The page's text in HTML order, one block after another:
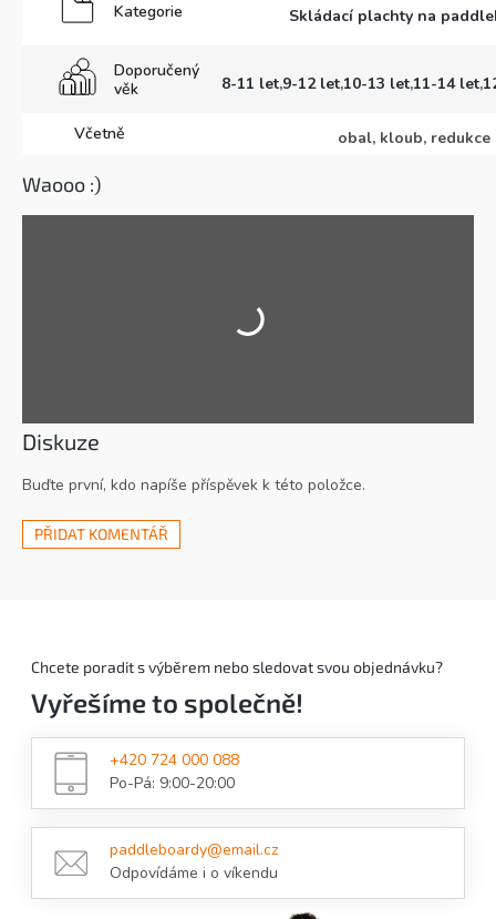
Kategorie Skládací plachty na
Doporučený
věk
8-11 let,9-12 let,10-13 let,11-14 let,
Včetně obal, kloub, redukce
Waooo :)
Diskuze
Buďte první, kdo napíše příspěvek k této položce.
PŘIDAT KOMENTÁŘ
Chcete poradit s výběrem nebo sledovat svou objednávku?
Vyřešíme to společně!
+420 724 000 088
Po-Pá: 9:00-20:00
paddleboardy@email.cz
Odpovídáme i o víkendu